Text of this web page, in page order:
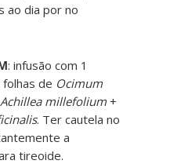
ao dia por no
: infusão com 1
de Ocimum
Achillea millefolium +
. Ter cautela no
a
tireoide.